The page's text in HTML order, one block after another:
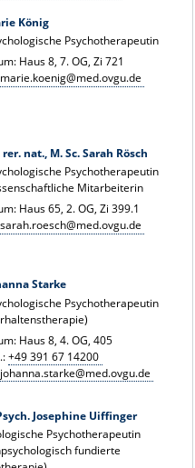
König
Psychotherapeutin
Haus 8, 7. OG, Zi 721
marie.koenig@med.ovgu.de
rer. nat., M. Sc. Sarah Rösch
Psychotherapeutin
Mitarbeiterin
Haus 65, 2. OG, Zi 399.1
sarah.roesch@med.ovgu.de
Starke
Psychotherapeutin
Haus 8, 4. OG, 405
+49 391 67 14200
johanna.starke@med.ovgu.de
Josephine Uiffinger
Psychotherapeutin
fundierte